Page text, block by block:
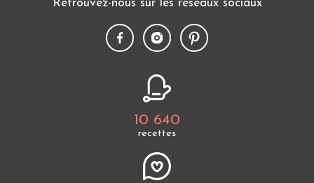
Retrouvez-nous sur les réseaux sociaux
10 640
recettes